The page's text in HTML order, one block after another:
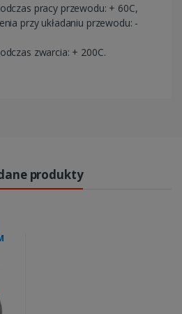
pracy przewodu: + 60C,
przy układaniu przewodu: -
zwarcia: + 200C.
produkty